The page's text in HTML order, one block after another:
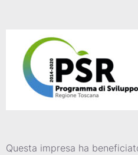
Questa impresa ha